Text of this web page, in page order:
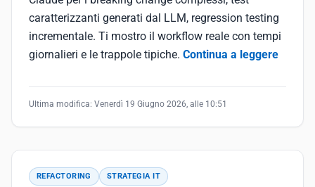
caratterizzanti generati dal LLM, regression testing
incrementale. Ti mostro il workflow reale con tempi
giornalieri e le trappole tipiche. Continua a leggere
Ultima modifica: Venerdì 19 Giugno 2026, alle 10:51
REFACTORING STRATEGIA IT